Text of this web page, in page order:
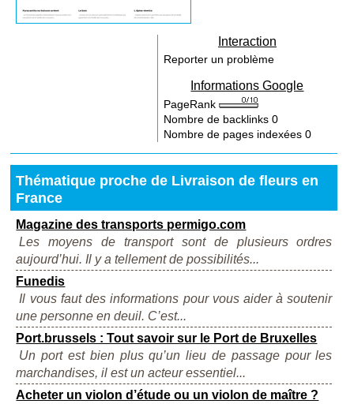
Interaction
Reporter un problème
Informations Google
PageRank
Nombre de backlinks0
Nombre de pages indexées0
Thématique proche de Livraison de fleurs en
France
Magazine des transports permigo.com
Les moyens de transport sont de plusieurs ordres
aujourd’hui. Il y a tellement de possibilités...
Funedis
Il vous faut des informations pour vous aider à soutenir
une personne en deuil. C’est...
Port.brussels : Tout savoir sur le Port de Bruxelles
Un port est bien plus qu’un lieu de passage pour les
marchandises, il est un acteur essentiel...
Acheter un violon d’étude ou un violon de maître ?